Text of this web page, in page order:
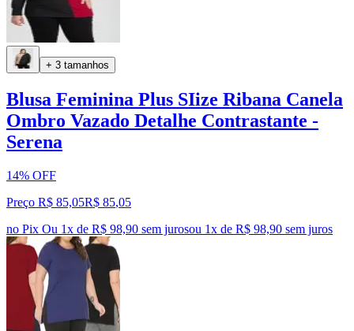
+ 3 tamanhos
Blusa Feminina Plus SIize Ribana Canela
Ombro Vazado Detalhe Contrastante -
Serena
14% OFF
Preço R$ 85,05R$ 85,05
no Pix Ou 1x de R$ 98,90 sem jurosou 1x de R$ 98,90 sem juros